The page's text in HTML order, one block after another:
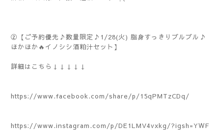
②【ご予約優先♪数量限定♪1/28(火) 脂身すっきりプルプル♪
ほかほか🔥イノシシ酒粕汁セット】
詳細はこちら↓↓↓↓↓
https://www.facebook.com/share/p/15qPMTzCDq/
https://www.instagram.com/p/DE1LMV4vxkg/?igsh=YWF